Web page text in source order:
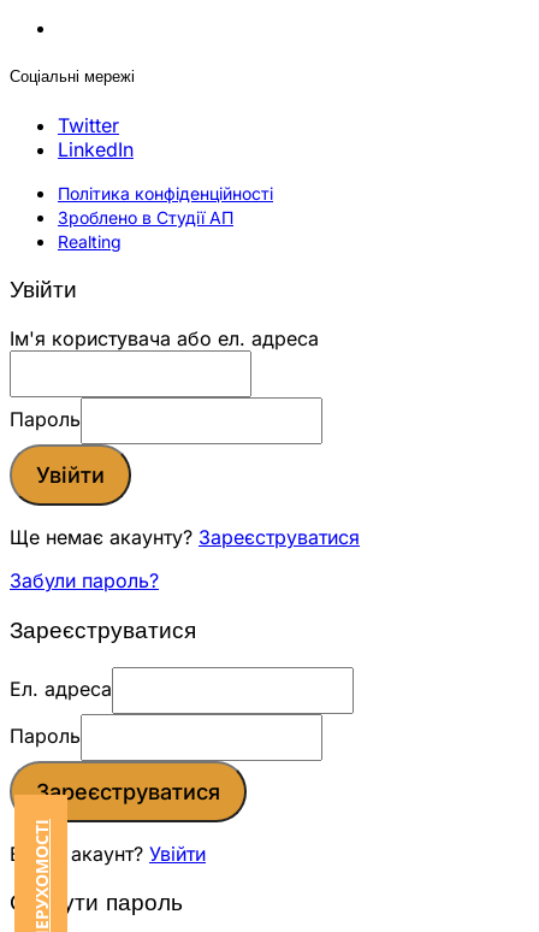
Соціальні мережі
Twitter
LinkedIn
Політика конфіденційності
Зроблено в Студії АП
Realting
Увійти
Ім'я користувача або ел. адреса
Пароль
Увійти
Ще немає акаунту? Зареєструватися
Забули пароль?
Зареєструватися
Ел. адреса
Пароль
Зареєструватися
Вже є акаунт? Увійти
Скинути пароль